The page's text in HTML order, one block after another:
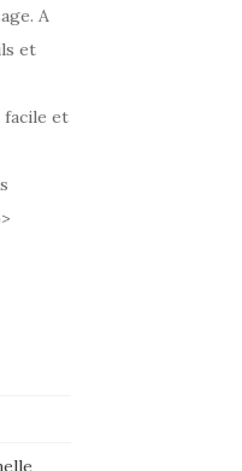
A
et
facile et